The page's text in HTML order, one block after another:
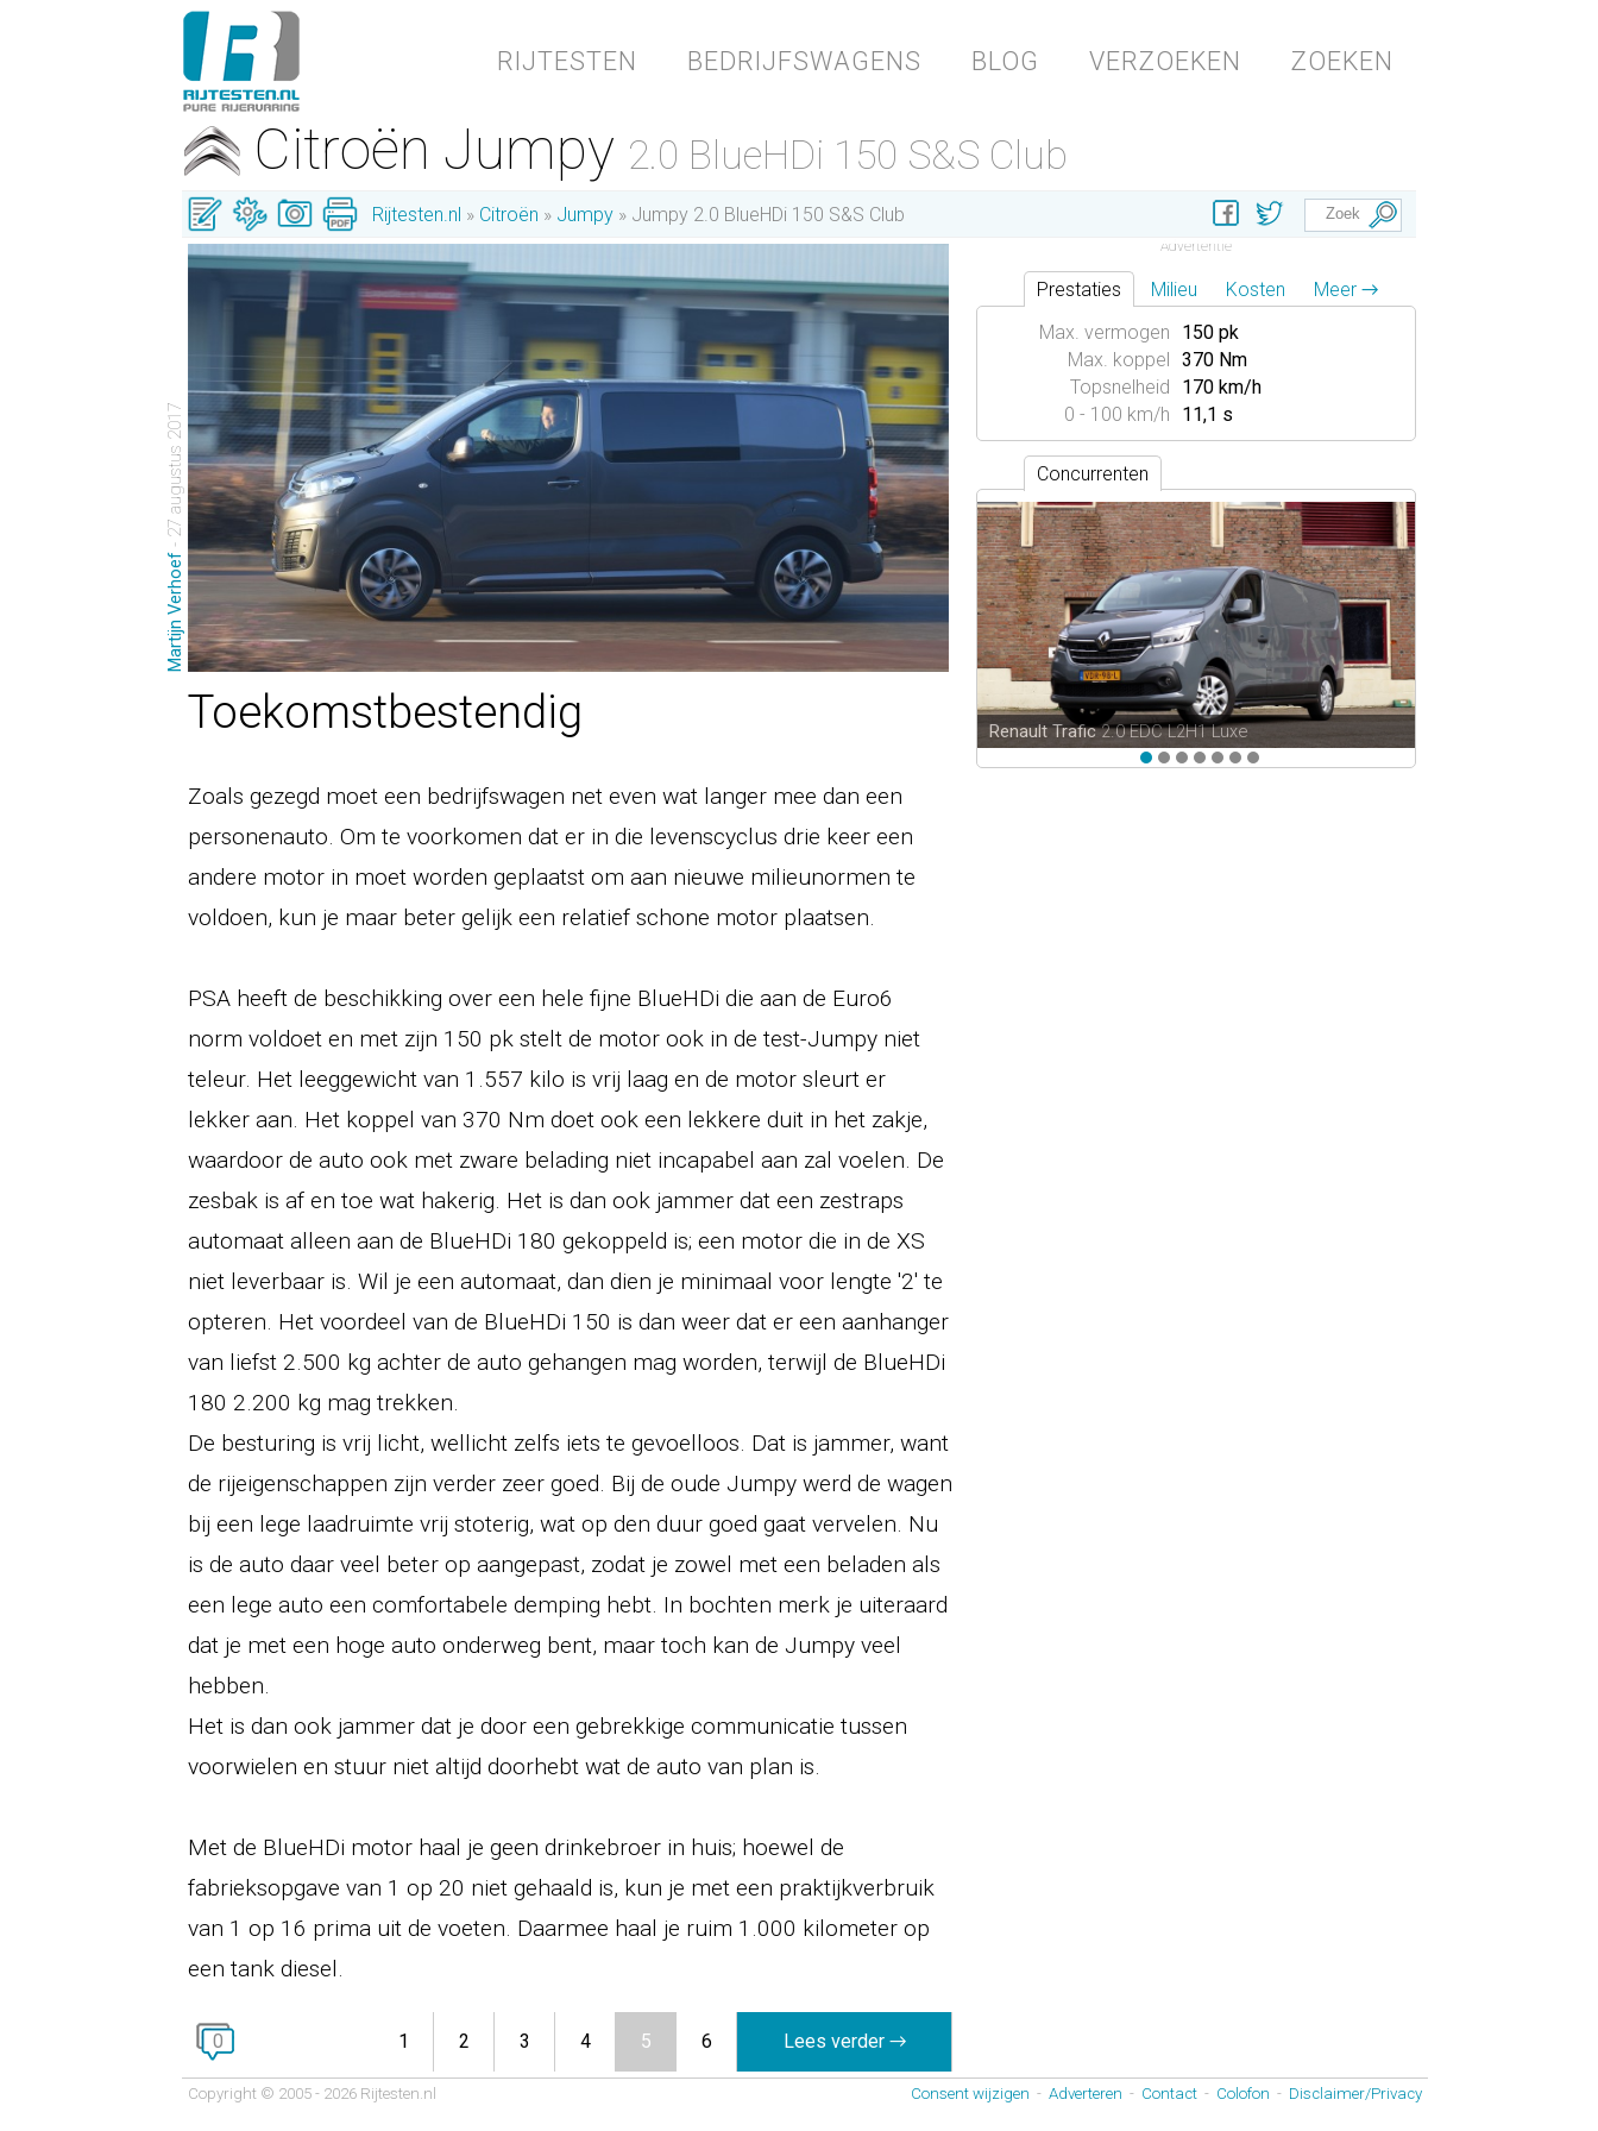
RIJTESTEN BEDRIJFSWAGENS BLOG VERZOEKEN ZOEKEN
Citroën Jumpy 2.0 BlueHDi 150 S&S Club
Rijtesten.nl Citroën Jumpy Jumpy 2.0 BlueHDi 150 S&S Club
Martijn Verhoef
- 27 augustus 2017
Toekomstbestendig
Zoals gezegd moet een bedrijfswagen net even wat langer mee dan een
personenauto. Om te voorkomen dat er in die levenscyclus drie keer een
andere motor in moet worden geplaatst om aan nieuwe milieunormen te
voldoen, kun je maar beter gelijk een relatief schone motor plaatsen.
PSA heeft de beschikking over een hele fijne BlueHDi die aan de Euro6
norm voldoet en met zijn 150 pk stelt de motor ook in de test-Jumpy niet
teleur. Het leeggewicht van 1.557 kilo is vrij laag en de motor sleurt er
lekker aan. Het koppel van 370 Nm doet ook een lekkere duit in het zakje,
waardoor de auto ook met zware belading niet incapabel aan zal voelen. De
zesbak is af en toe wat hakerig. Het is dan ook jammer dat een zestraps
automaat alleen aan de BlueHDi 180 gekoppeld is; een motor die in de XS
niet leverbaar is. Wil je een automaat, dan dien je minimaal voor lengte '2' te
opteren. Het voordeel van de BlueHDi 150 is dan weer dat er een aanhanger
van liefst 2.500 kg achter de auto gehangen mag worden, terwijl de BlueHDi
180 2.200 kg mag trekken.
De besturing is vrij licht, wellicht zelfs iets te gevoelloos. Dat is jammer, want
de rijeigenschappen zijn verder zeer goed. Bij de oude Jumpy werd de wagen
bij een lege laadruimte vrij stoterig, wat op den duur goed gaat vervelen. Nu
is de auto daar veel beter op aangepast, zodat je zowel met een beladen als
een lege auto een comfortabele demping hebt. In bochten merk je uiteraard
dat je met een hoge auto onderweg bent, maar toch kan de Jumpy veel
hebben.
Het is dan ook jammer dat je door een gebrekkige communicatie tussen
voorwielen en stuur niet altijd doorhebt wat de auto van plan is.
Met de BlueHDi motor haal je geen drinkebroer in huis; hoewel de
fabrieksopgave van 1 op 20 niet gehaald is, kun je met een praktijkverbruik
van 1 op 16 prima uit de voeten. Daarmee haal je ruim 1.000 kilometer op
een tank diesel.
0 1 2 3 4 5 6 Lees verder →
Prestaties Milieu Kosten
Meer →
Max. vermogen
150 pk
Max. koppel 370 Nm
Topsnelheid
170 km/h
0 - 100 km/h
11,1 s
Concurrenten
Toyota ProAce Verso2.0 D-4D 122 pk Automaat Dynamic
Copyright © 2005 - 2026 Rijtesten.nl Consent wijzigen - Adverteren - Contact - Colofon - Disclaimer/Privacy